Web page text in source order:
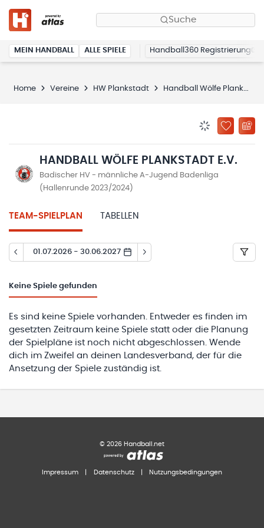
Suche
MEIN HANDBALL ALLE SPIELE Handball360 Registrierung
Home Vereine HW Plankstadt Handball Wölfe Plankstadt e.V.
ZU
HANDBALL WÖLFE PLANKSTADT E.V.
Badischer HV - männliche A-Jugend Badenliga
(Hallenrunde 2023/2024)
TEAM-SPIELPLAN TABELLEN
01.07.2026 - 30.06.2027
Keine Spiele gefunden
Es sind keine Spiele vorhanden. Entweder es finden im
gesetzten Zeitraum keine Spiele statt oder die Planung
der Spielpläne ist noch nicht abgeschlossen. Wende
dich im Zweifel an deinen Landesverband, der für die
Ansetzung der Spiele zuständig ist.
© 2026 Handball.net
Impressum Datenschutz Nutzungsbedingungen